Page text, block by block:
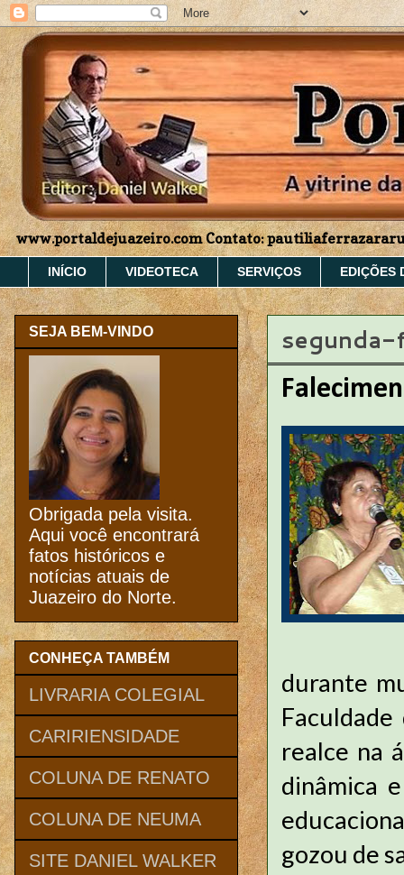
www.portaldejuazeiro.com Contato:
INÍCIO VIDEOTECA SERVIÇOS EDIÇÕES
segunda-
durante
realce na
dinâmica
gozou de
SEJA BEM-VINDO
Obrigada pela visita.
Aqui você encontrará
fatos históricos e
notícias atuais de
Juazeiro do Norte.
CONHEÇA TAMBÉM
LIVRARIA COLEGIAL
CARIRIENSIDADE
COLUNA DE RENATO
COLUNA DE NEUMA
SITE DANIEL WALKER